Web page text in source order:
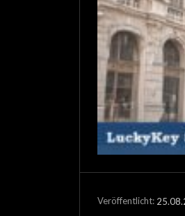
Veröffentlicht: